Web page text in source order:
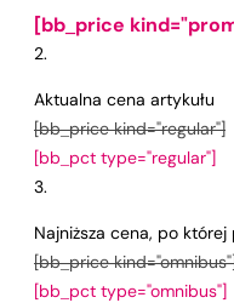
[bb_price
Aktualna cena artykułu
[bb_price kind="regular"]
[bb_pct type="regular"]
Najniższa cena, po
[bb_price
[bb_pct type="omnibus"]